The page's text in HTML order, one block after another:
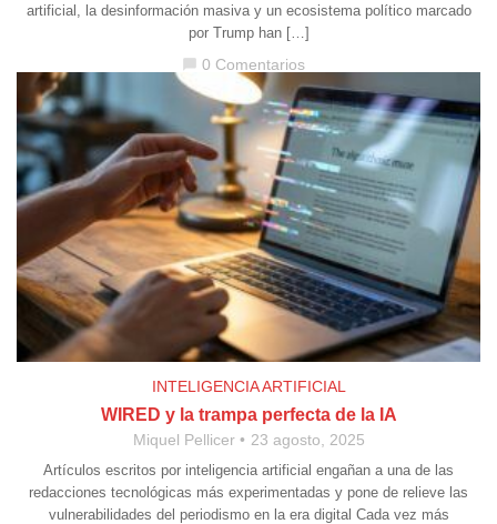
artificial, la desinformación masiva y un ecosistema político marcado
por Trump han […]
0 Comentarios
INTELIGENCIA ARTIFICIAL
WIRED y la trampa perfecta de la IA
Miquel Pellicer 23 agosto, 2025
Artículos escritos por inteligencia artificial engañan a una de las
redacciones tecnológicas más experimentadas y pone de relieve las
vulnerabilidades del periodismo en la era digital Cada vez más